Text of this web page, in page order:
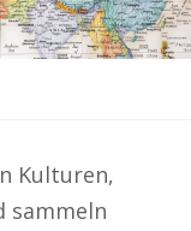
Kulturen,
sammeln